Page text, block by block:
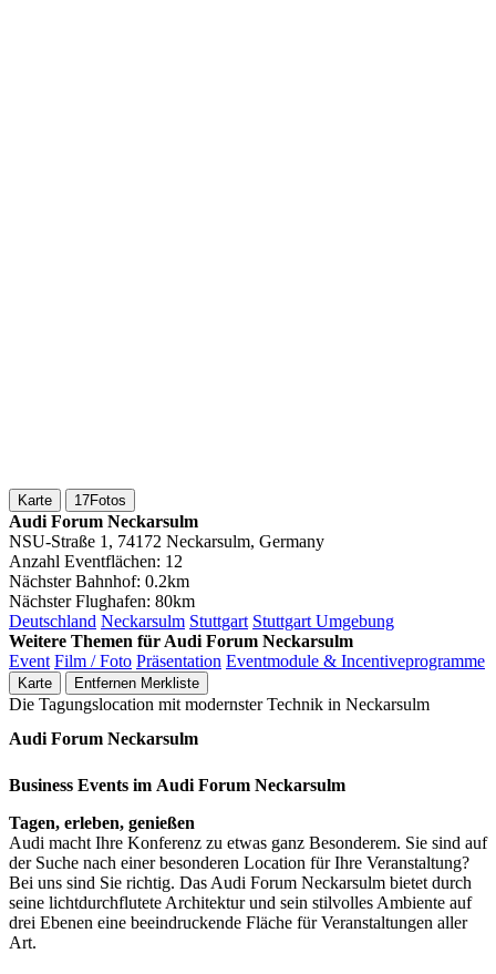
Karte 17Fotos
Audi Forum Neckarsulm
NSU-Straße 1, 74172 Neckarsulm, Germany
Anzahl Eventflächen: 12
Nächster Bahnhof: 0.2km
Nächster Flughafen: 80km
Deutschland Neckarsulm Stuttgart Stuttgart Umgebung
Weitere Themen für Audi Forum Neckarsulm
Event Film / Foto Präsentation Eventmodule & Incentiveprogramme
Karte Entfernen Merkliste
Die Tagungslocation mit modernster Technik in Neckarsulm
Audi Forum Neckarsulm
Business Events im Audi Forum Neckarsulm
Tagen, erleben, genießen
Audi macht Ihre Konferenz zu etwas ganz Besonderem. Sie sind auf
der Suche nach einer besonderen Location für Ihre Veranstaltung?
Bei uns sind Sie richtig. Das Audi Forum Neckarsulm bietet durch
seine lichtdurchflutete Architektur und sein stilvolles Ambiente auf
drei Ebenen eine beeindruckende Fläche für Veranstaltungen aller
Art.